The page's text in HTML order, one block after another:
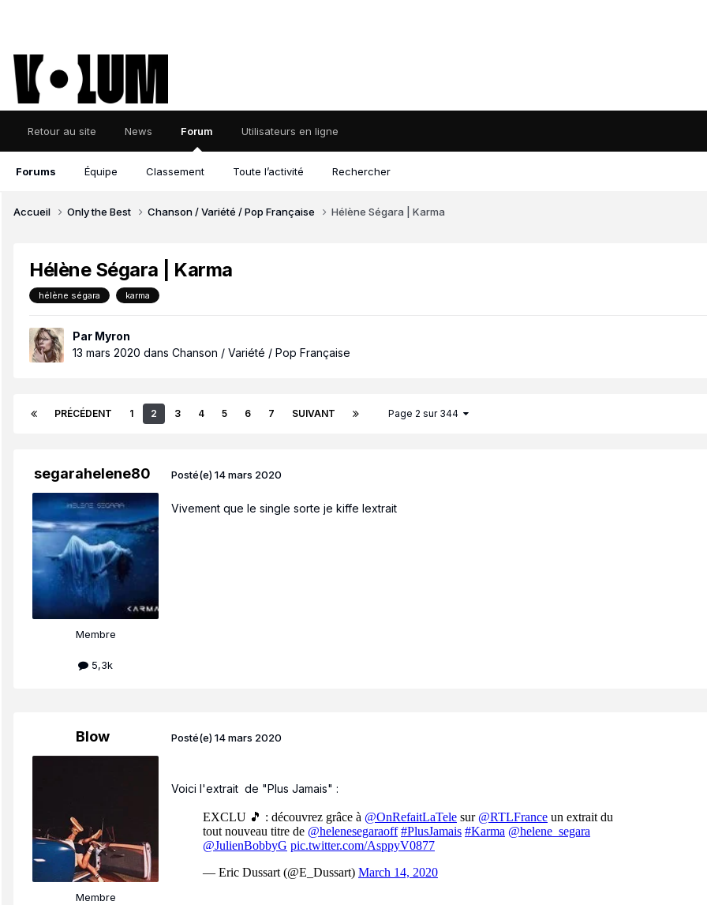
Retour au site News Forum
Forums Équipe Classement Toute l’activité Rechercher
Utilisateurs en ligne
Accueil Only the Best Chanson / Variété / Pop Française Hélène Ségara | Karma
Hélène Ségara | Karma
hélène ségara karma
Par Myron
13 mars 2020 dans Chanson / Variété / Pop Française
PRÉCÉDENT 1 2 3 4 5 6 7 SUIVANT Page 2 sur 344
segarahelene80
Membre
5,3k
Posté(e)14 mars 2020
Vivement que le single sorte je kiffe lextrait
Blow
Membre
Posté(e)14 mars 2020
Voici l'extrait de "Plus Jamais" :